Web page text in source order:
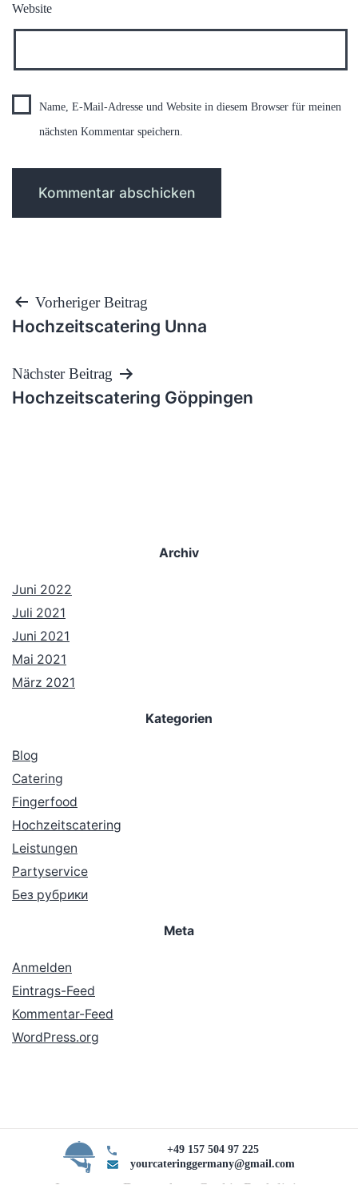
Website
Name, E-Mail-Adresse und Website in diesem Browser für meinen
nächsten Kommentar speichern.
Beitragsnavigation
Vorheriger Beitrag
Hochzeitscatering Unna
Nächster Beitrag
Hochzeitscatering Göppingen
Archiv
Juni 2022
Juli 2021
Juni 2021
Mai 2021
März 2021
Kategorien
Blog
Catering
Fingerfood
Hochzeitscatering
Leistungen
Partyservice
Без рубрики
Meta
Anmelden
Eintrags-Feed
Kommentar-Feed
WordPress.org
+49 157 504 97 225
yourcateringgermany@gmail.com